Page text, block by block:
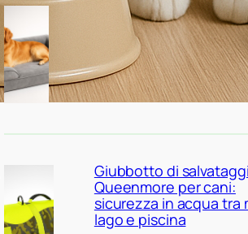
Cuccia ortopedica
Blomfy per cani: un
comodo per sostegno
schiena e articolazioni
Giubbotto di
Queenmore per cani:
sicurezza in acqua tra
lago e piscina